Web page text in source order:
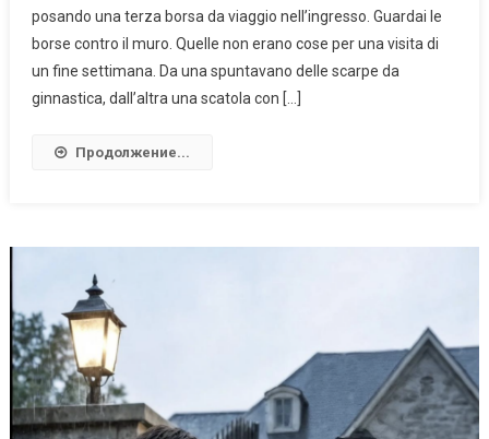
posando una terza borsa da viaggio nell’ingresso. Guardai le
borse contro il muro. Quelle non erano cose per una visita di
un fine settimana. Da una spuntavano delle scarpe da
ginnastica, dall’altra una scatola con […]
Продолжение...